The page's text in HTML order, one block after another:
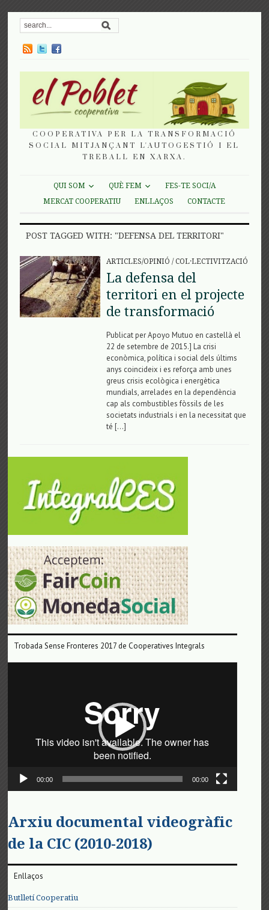
COOPERATIVA PER LA TRANSFORMACIÓ
SOCIAL MITJANÇANT L'AUTOGESTIÓ I EL
TREBALL EN XARXA.
QUI SOM QUÈ FEM
FES-TE SOCI/A
MERCAT COOPERATIU
ENLLAÇOS CONTACTE
POST TAGGED WITH: "DEFENSA DEL TERRITORI"
ARTICLES/OPINIÓ /COL·LECTIVITZACIÓ
La defensa del
territori en el projecte
de transformació
Publicat per Apoyo Mutuo en castellà el
22 de setembre de 2015.] La crisi
econòmica, política i social dels últims
anys coincideix i es reforça amb unes
greus crisis ecològica i energètica
mundials, arrelades en la dependència
cap als combustibles fòssils de les
societats industrials i en la necessitat que
té […]
Trobada Sense Fronteres 2017 de Cooperatives Integrals
00:00 00:00
Arxiu documental videogràfic
de la CIC (2010-2018)
Enllaços
Butlletí Cooperatiu